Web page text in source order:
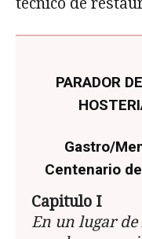
PARADOR
Gastro/
Centenario
Capitulo I
En un lugar de